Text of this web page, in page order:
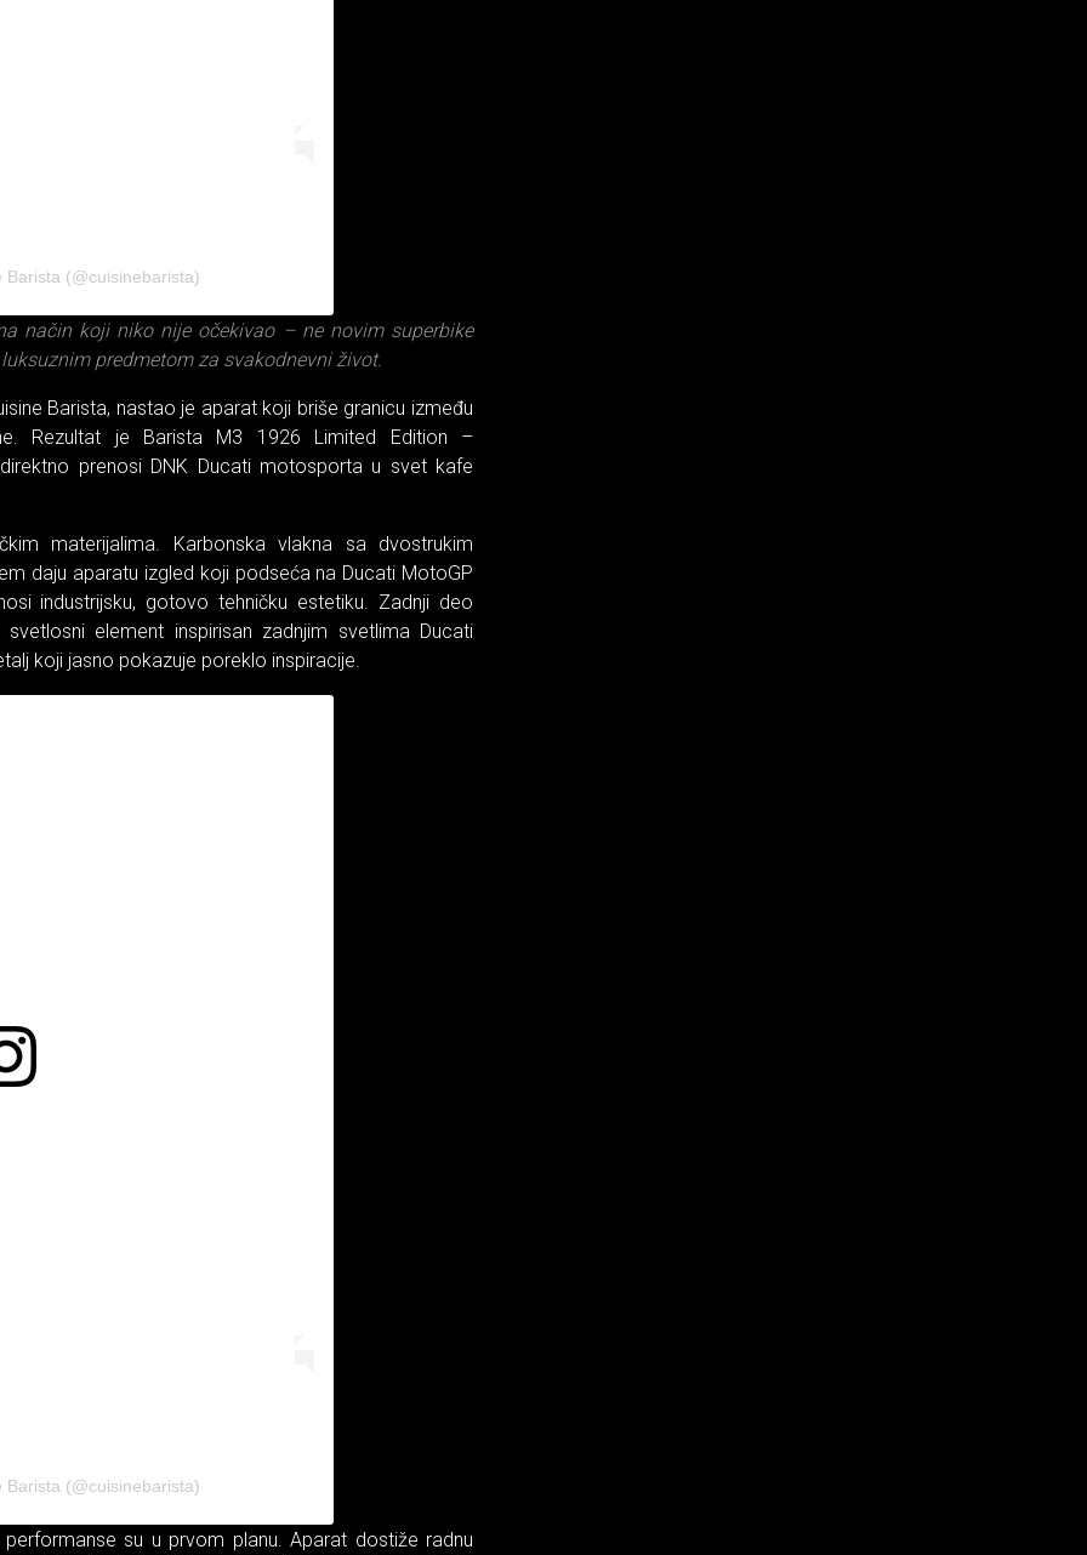
Barista (@cuisinebarista)
način koji niko nije očekivao – ne novim superbike
predmetom za svakodnevni život.
Barista, nastao je aparat koji briše granicu između
Rezultat je Barista M3 1926 Limited Edition –
prenosi DNK Ducati motosporta u svet kafe
materijalima. Karbonska vlakna sa dvostrukim
daju aparatu izgled koji podseća na Ducati MotoGP
industrijsku, gotovo tehničku estetiku. Zadnji deo
element inspirisan zadnjim svetlima Ducati
koji jasno pokazuje poreklo inspiracije.
Barista (@cuisinebarista)
su u prvom planu. Aparat dostiže radnu